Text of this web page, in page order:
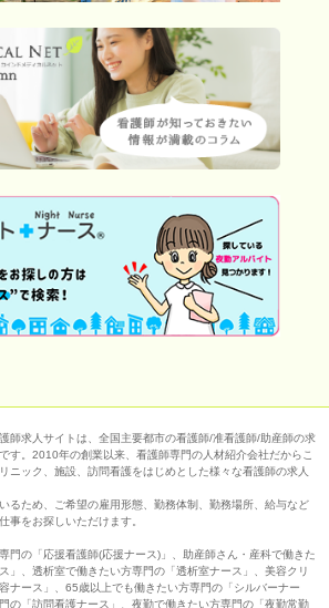
師求人サイトは、全国主要都市の看護師/准看護師/助産師の求
す。2010年の創業以来、看護師専門の人材紹介会社だからこ
ニック、施設、訪問看護をはじめとした様々な看護師の求人
るため、ご希望の雇用形態、勤務体制、勤務場所、給与など
事をお探しいただけます。
門の「応援看護師(応援ナース)」、助産師さん・産科で働きた
」、透析室で働きたい方専門の「透析室ナース」、美容クリ
ナース」、65歳以上でも働きたい方専門の「シルバーナー
の「訪問看護ナース」、夜勤で働きたい方専門の「夜勤常勤